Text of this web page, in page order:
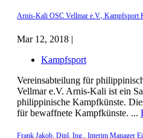
Arnis-Kali OSC Vellmar e.V., Kampfsport
Mar 12, 2018 |
Kampfsport
Vereinsabteilung für
Vellmar e.V. Arnis-Kali ist ein
philippinische Kampfkünste.
für bewaffnete Kampfkünste. ...
Frank Jakob, Dipl. Ing., Interim Manager